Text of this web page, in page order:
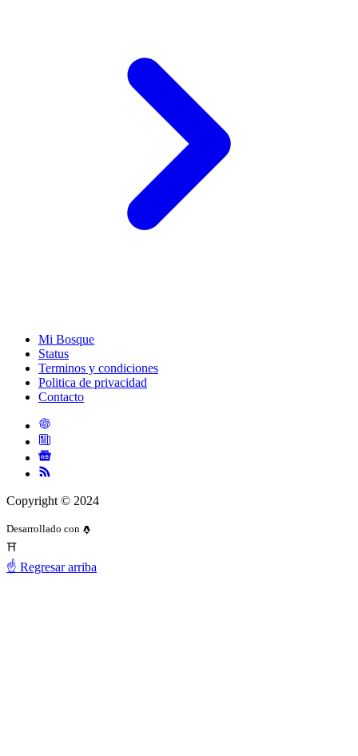
Mi Bosque
Status
Terminos y condiciones
Politica de privacidad
Contacto
Copyright © 2024
Desarrollado con
⛩️
☝️ Regresar arriba